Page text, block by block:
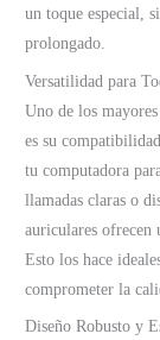
un toque especial,
prolongado.
Versatilidad para
Uno de los
es su
tu computadora
llamadas claras o
auriculares ofrecen
Esto los hace
comprometer la
Diseño Robusto y